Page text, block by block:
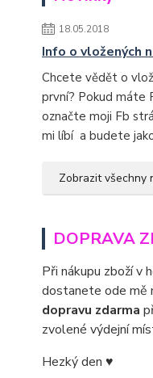
18.05.2018
Info o vložených
Chcete vědět o
první? Pokud máte
označte moji Fb
mi líbí a budete
Zobrazit všechny
DOPRAVA
Při nákupu zboží v
dostanete ode mě
dopravu zdarma
zvolené výdejní
Hezký den ♥